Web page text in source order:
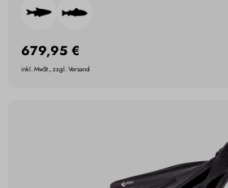
679,95 €
inkl. MwSt., zzgl. Versand